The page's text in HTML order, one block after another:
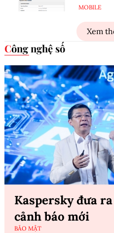
MOBILE
Xem
Công nghệ số
Kaspersky đưa
cảnh báo mới
BẢO MẬT